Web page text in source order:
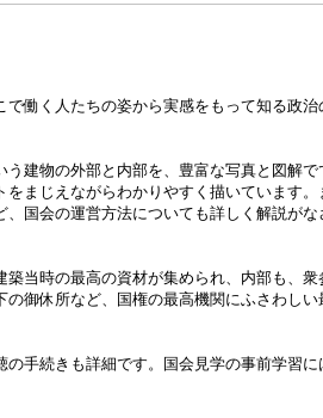
働く人たちの姿から実感をもって知る政治
建物の外部と内部を、豊富な写真と図解で
まじえながらわかりやすく描いています。
国会の運営方法についても詳しく解説がな
当時の最高の資材が集められ、内部も、衆
御休所など、国権の最高機関にふさわしい
手続きも詳細です。国会見学の事前学習に